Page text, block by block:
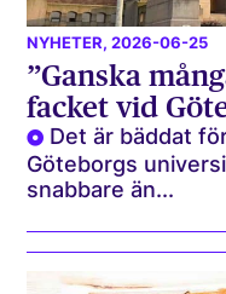
NYHETER, 2026-06-25
”Ganska
facket vid
Det är bäddat
Göteborgs
snabbare än...